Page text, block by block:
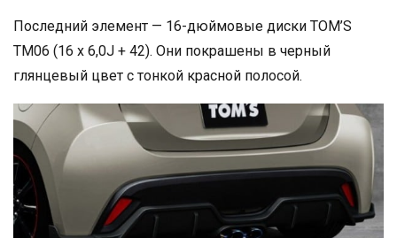
Последний элемент — 16-дюймовые диски TOM’S
TM06 (16 x 6,0J + 42). Они покрашены в черный
глянцевый цвет с тонкой красной полосой.